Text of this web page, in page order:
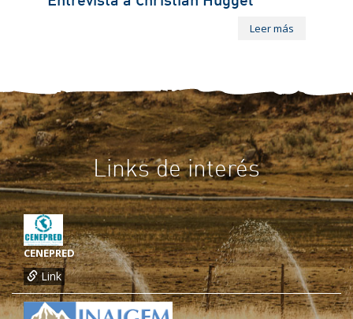
Leer más
Links de interés
CENEPRED
Link